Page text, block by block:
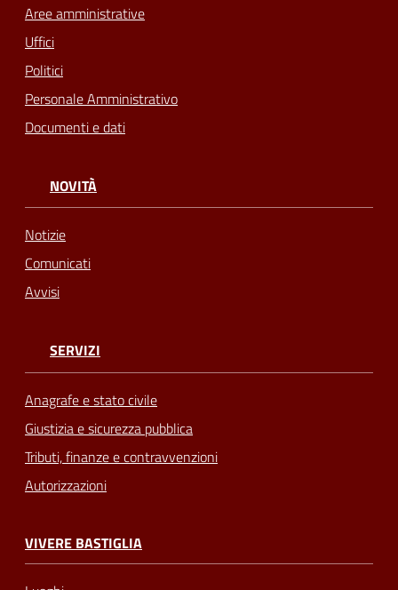
Aree amministrative
Uffici
Politici
Personale Amministrativo
Documenti e dati
NOVITÀ
Notizie
Comunicati
Avvisi
SERVIZI
Anagrafe e stato civile
Giustizia e sicurezza pubblica
Tributi, finanze e contravvenzioni
Autorizzazioni
VIVERE BASTIGLIA